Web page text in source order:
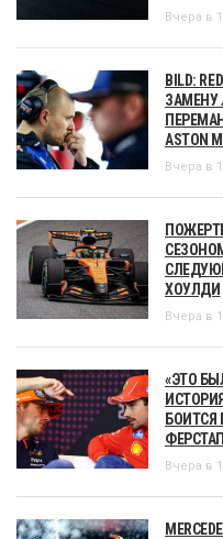
Вчера в
BILD:
ЗАМЕНУ
ASTON
Вчера в
ХОУЛДИ
Вчера в
«ЭТО
БОИТСЯ
Вчера в